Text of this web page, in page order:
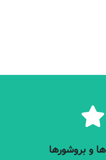
و بروشورها
شرکت پیشگامان کیفیت پاسارگاد
بیشتر